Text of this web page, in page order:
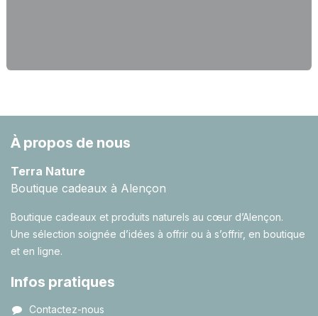
À propos de nous
Terra Nature
Boutique cadeaux à Alençon
Boutique cadeaux et produits naturels au cœur d’Alençon.
Une sélection soignée d’idées à offrir ou à s’offrir, en boutique
et en ligne.
Infos pratiques
Contactez-nous